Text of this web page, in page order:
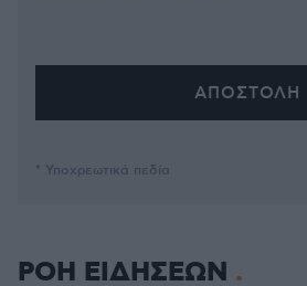
* Υποχρεωτικά πεδία
ΡΟΗ ΕΙΔΗΣΕΩΝ